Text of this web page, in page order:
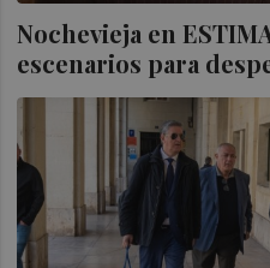
Nochevieja en
escenarios para